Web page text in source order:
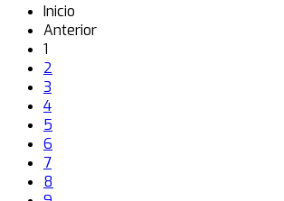
Inicio
Anterior
1
2
3
4
5
6
7
8